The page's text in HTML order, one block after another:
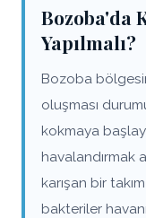
Bozoba'da
Yapılmalı?
Bozoba
oluşması
kokmaya
havalandırmak
karışan bir
bakteriler